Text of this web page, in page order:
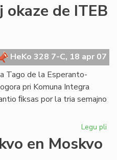
pri
de ITEB
HeKo 328 7-C, 18 apr 07
Tago de la Esperanto-
pri Komuna Integra
ﬁksas por la tria semajno
Legu pli
en Moskvo